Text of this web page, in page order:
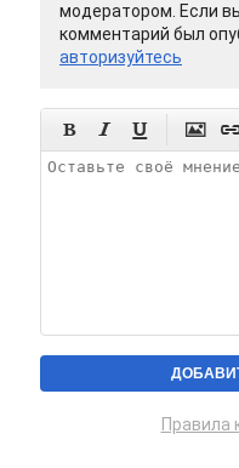
модератором. Если
комментарий был
авторизуйтесь
   
Правила